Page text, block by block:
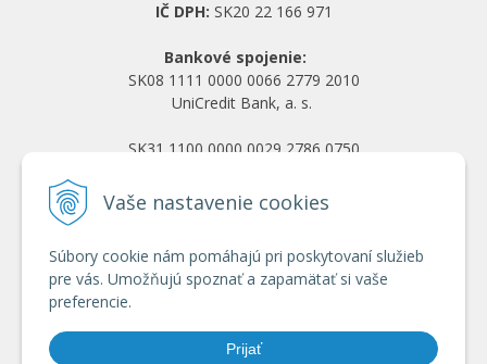
Vaše nastavenie cookies
Súbory cookie nám pomáhajú pri poskytovaní služieb
pre vás. Umožňujú spoznať a zapamätať si vaše
preferencie.
Prijať
IČ DPH: SK20 22 166 971
Bankové spojenie:
SK08 1111 0000 0066 2779 2010
UniCredit Bank, a. s.
SK31 1100 0000 0029 2786 0750
Obchodné podmienky
Ochrana osobných údajov
Doprava a platba